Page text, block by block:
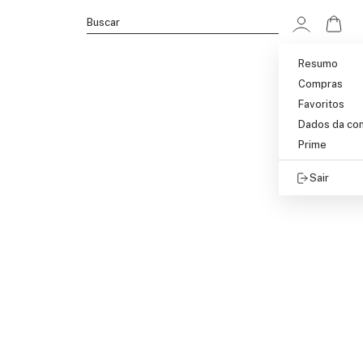
Buscar
Resumo
Compras
Favoritos
Dados da
Prime
Sair
Ir